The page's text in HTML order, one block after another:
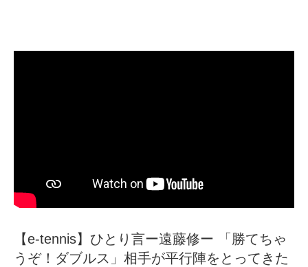
【e-tennis】ひとり言ー遠藤修ー 「勝てちゃ
うぞ！ダブルス」相手が平行陣をとってきた